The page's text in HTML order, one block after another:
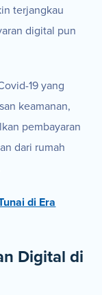
terjangkau
digital pun
19 yang
keamanan,
pembayaran
dari rumah
di Era
Digital di